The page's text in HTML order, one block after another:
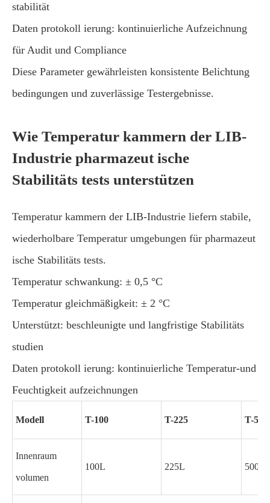
stabilität
Daten protokoll ierung: kontinuierliche Aufzeichnung
für Audit und Compliance
Diese Parameter gewährleisten konsistente Belichtung
bedingungen und zuverlässige Testergebnisse.
Wie Temperatur kammern der LIB-
Industrie pharmazeut ische
Stabilitäts tests unterstützen
Temperatur kammern der LIB-Industrie liefern stabile,
wiederholbare Temperatur umgebungen für pharmazeut
ische Stabilitäts tests.
Temperatur schwankung: ± 0,5 °C
Temperatur gleichmäßigkeit: ± 2 °C
Unterstützt: beschleunigte und langfristige Stabilitäts
studien
Daten protokoll ierung: kontinuierliche Temperatur-und
Feuchtigkeit aufzeichnungen
Modell T-100 T-225 T-500
Innenraum
volumen
100L 225L 500L